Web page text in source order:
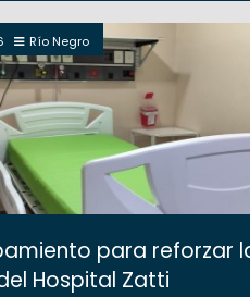
Río Negro
para reforzar
Hospital Zatti